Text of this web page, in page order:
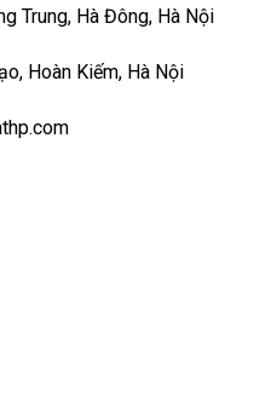
Trung, Hà Đông, Hà Nội
Hoàn Kiếm, Hà Nội